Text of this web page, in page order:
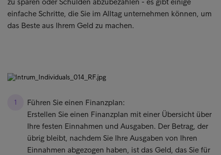
einfache Schritte, die Sie im Alltag unternehmen können, um
das Beste aus Ihrem Geld zu machen.
Führen Sie einen Finanzplan:
Erstellen Sie einen Finanzplan mit einer Übersicht über
Ihre festen Einnahmen und Ausgaben. Der Betrag, der
übrig bleibt, nachdem Sie Ihre Ausgaben von Ihren
Einnahmen abgezogen haben, ist das Geld, das Sie für